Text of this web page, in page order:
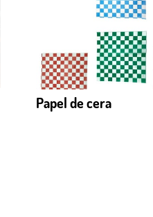
Papel de cera